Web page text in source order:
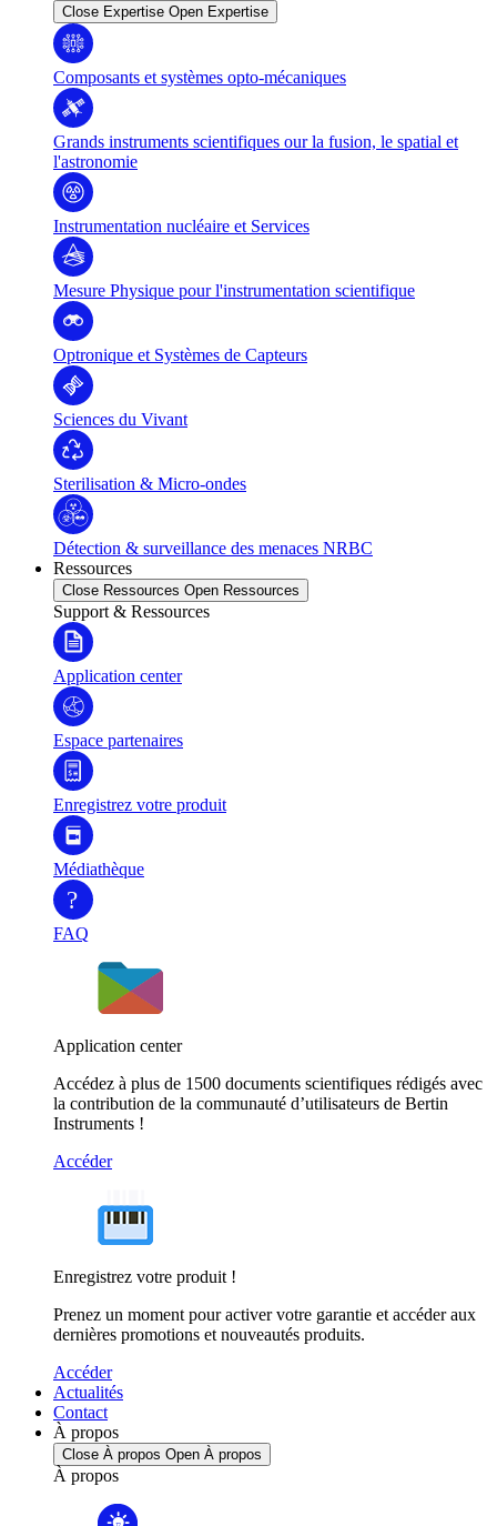
Close Expertise Open Expertise
Composants et systèmes opto-mécaniques
Grands instruments scientifiques our la fusion, le spatial et
l'astronomie
Instrumentation nucléaire et Services
Mesure Physique pour l'instrumentation scientifique
Optronique et Systèmes de Capteurs
Sciences du Vivant
Sterilisation & Micro-ondes
Détection & surveillance des menaces NRBC
Ressources
Close Ressources Open Ressources
Support & Ressources
Application center
Espace partenaires
Enregistrez votre produit
Médiathèque
?
FAQ
Application center
Accédez à plus de 1500 documents scientifiques rédigés avec
la contribution de la communauté d’utilisateurs de Bertin
Instruments !
Accéder
Enregistrez votre produit !
Prenez un moment pour activer votre garantie et accéder aux
dernières promotions et nouveautés produits.
Accéder
Actualités
Contact
À propos
Close À propos Open À propos
À propos